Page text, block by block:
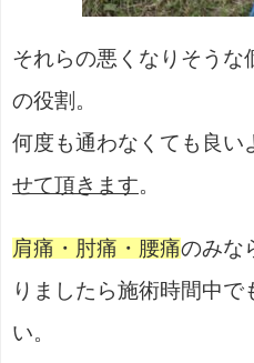
それらの悪くなりそうな
の役割。
何度も通わなくても良い
せて頂きます。
肩痛・肘痛・腰痛のみな
りましたら施術時間中で
い。